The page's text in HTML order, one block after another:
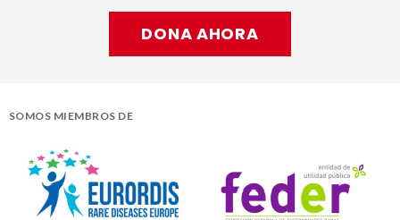
DONA AHORA
SOMOS MIEMBROS DE